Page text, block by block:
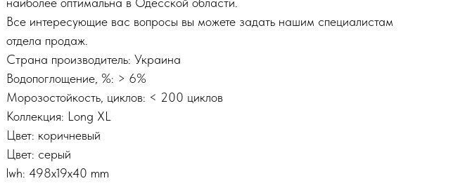
Все интересующие вас вопросы вы можете задать нашим специалистам
отдела продаж.
Страна производитель: Украина
Водопоглощение, %: > 6%
Морозостойкость, циклов: < 200 циклов
Коллекция: Long XL
Цвет: коричневый
Цвет: серый
lwh: 498x19x40 mm